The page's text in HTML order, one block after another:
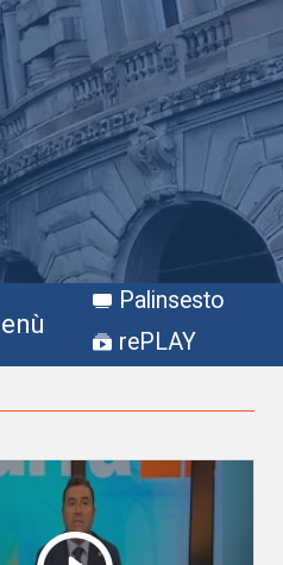
Palinsesto
rePLAY